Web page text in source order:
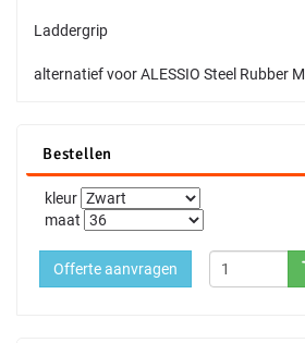
Laddergrip
alternatief voor ALESSIO Steel Rubber
Bestellen
kleur
maat
Offerte aanvragen